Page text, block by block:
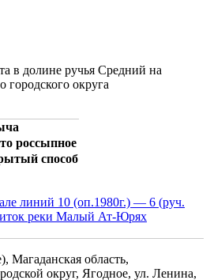
в долине ручья Средний на
городского округа
россыпное
способ
линий 10 (оп.1980г.) — 6 (руч.
реки Малый Ат-Юрях
Магаданская область,
округ, Ягодное, ул. Ленина,